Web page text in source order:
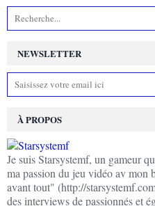
NEWSLETTER
À PROPOS
Je suis Starsystemf, un gameur
ma passion du jeu vidéo av
avant tout" (http://
des interviews de passionnés et